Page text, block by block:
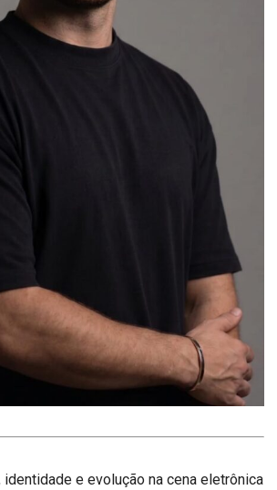
identidade e evolução na cena eletrônica